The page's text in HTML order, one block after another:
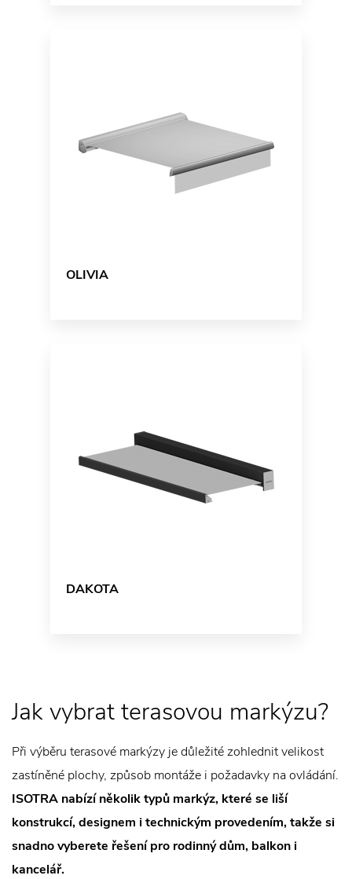
OLIVIA
DAKOTA
Jak vybrat terasovou markýzu?
Při výběru terasové markýzy je důležité zohlednit velikost
zastíněné plochy, způsob montáže i požadavky na ovládání.
ISOTRA nabízí několik typů markýz, které se liší
konstrukcí, designem i technickým provedením, takže si
snadno vyberete řešení pro rodinný dům, balkon i
kancelář.